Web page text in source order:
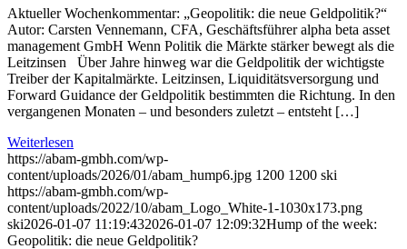
Aktueller Wochenkommentar: „Geopolitik: die neue Geldpolitik?“
Autor: Carsten Vennemann, CFA, Geschäftsführer alpha beta asset
management GmbH Wenn Politik die Märkte stärker bewegt als die
Leitzinsen Über Jahre hinweg war die Geldpolitik der wichtigste
Treiber der Kapitalmärkte. Leitzinsen, Liquiditätsversorgung und
Forward Guidance der Geldpolitik bestimmten die Richtung. In den
vergangenen Monaten – und besonders zuletzt – entsteht […]
Weiterlesen
https://abam-gmbh.com/wp-
content/uploads/2026/01/abam_hump6.jpg 1200 1200 ski
https://abam-gmbh.com/wp-
content/uploads/2022/10/abam_Logo_White-1-1030x173.png
ski2026-01-07 11:19:432026-01-07 12:09:32Hump of the week:
Geopolitik: die neue Geldpolitik?